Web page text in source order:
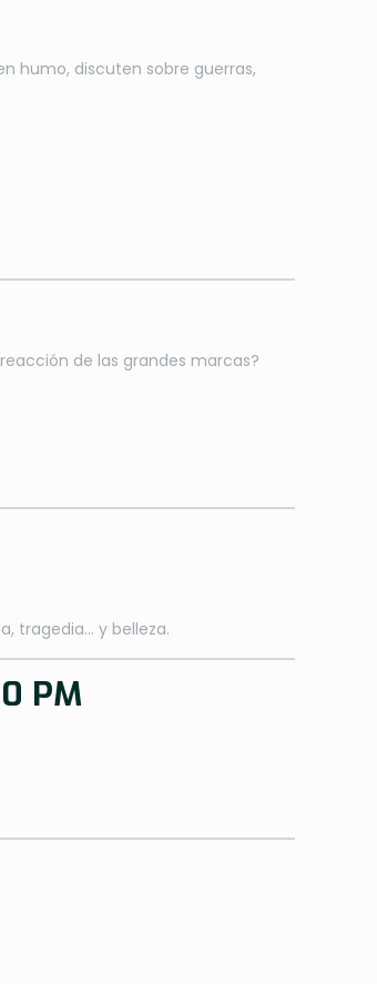
humo, discuten sobre guerras,
de las grandes marcas?
tragedia… y belleza.
PM